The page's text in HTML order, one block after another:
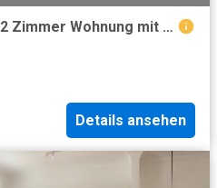
Schöne, ruhig gelegene 2 Zimmer Wohnung mit 2 Balkonen und TG Platz in Solln, provisionsfrei
Details ansehen